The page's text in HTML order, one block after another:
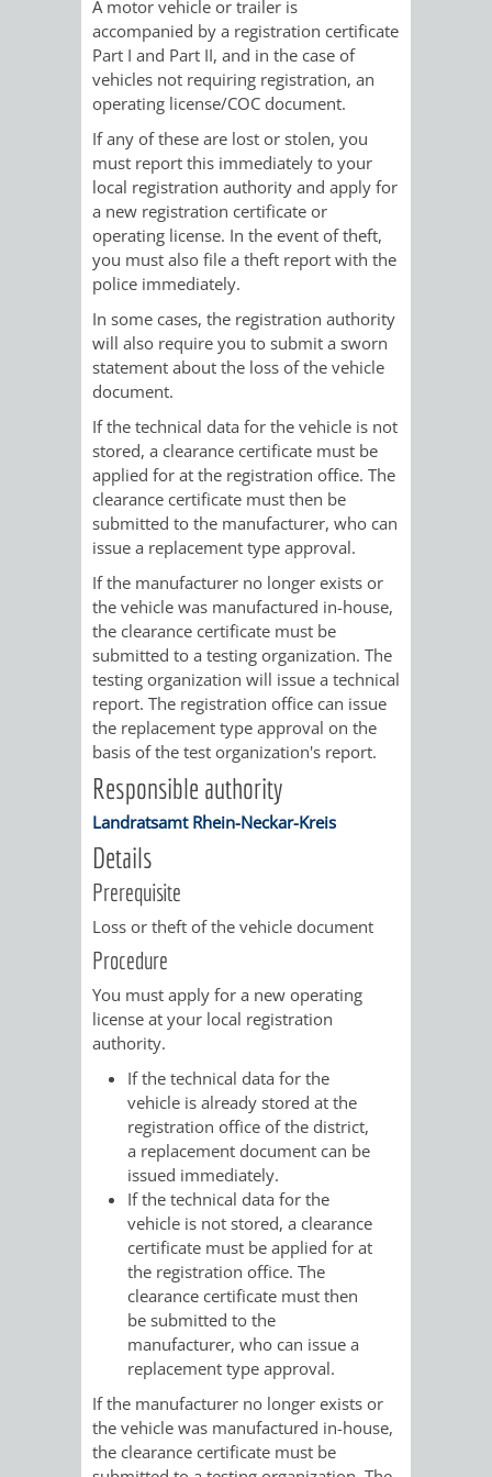
HILFE
MENSCHEN
BEHINDERUNG
MENSCHEN
DEMENZ
MIGRANTEN
/
FLÜCHTLINGE
BAUHERREN
BAUHERRENBERATUNG
GRUNDSTÜCKSWERTERMITTLUNG
DENKMALSCHUTZ
DER
UNTEREN
DENKMALSCHUTZBEHÖRDE
SATZUNGEN
IM
BEREICH
DENKMALSCHUTZ
GENEHMIGUNGSVERFAHREN
TAG
DES
OFFENEN
DENKMALS
VERKAUF
STÄDTISCHER
BAUPLÄTZE
VERKAUF
STÄDTISCHER
HÄUSER
/
LIEGENSCHAFTEN
ABWASSERBESEITIGUNG
ERSCHLIESSUNGSBEITRAG
VERMIETE
DOCH
AN
DEINE
STADT
WIEDERVERMIETUNGSPRÄMIE
BERATUNGSERGEBNISSE
TAGESORDNUNG
/
UMLEGUNGSAUSSCHUSS
BERATENDE
AUSSCHÜSSE
RATHAUS
BÜRGERMEISTER
/
DEZERNATE
ÄMTER
AMT
BAURECHT
UND
DENKMALSCHUTZ
AMT
BILDUNG
UND
STABSSTELLE
HOCHBAU
GEBÄUDEBETRIEB
AMT
A motor vehicle or trailer is
accompanied by a registration certificate
Part I and Part II, and in the case of
vehicles not requiring registration, an
operating license/COC document.
If any of these are lost or stolen, you
must report this immediately to your
local registration authority and apply for
a new registration certificate or
operating license. In the event of theft,
you must also file a theft report with the
police immediately.
In some cases, the registration authority
will also require you to submit a sworn
statement about the loss of the vehicle
document.
If the technical data for the vehicle is not
stored, a clearance certificate must be
applied for at the registration office. The
clearance certificate must then be
submitted to the manufacturer, who can
issue a replacement type approval.
If the manufacturer no longer exists or
the vehicle was manufactured in-house,
the clearance certificate must be
submitted to a testing organization. The
testing organization will issue a technical
report. The registration office can issue
the replacement type approval on the
basis of the test organization's report.
Responsible authority
Landratsamt Rhein-Neckar-Kreis
Details
Prerequisite
Loss or theft of the vehicle document
Procedure
You must apply for a new operating
license at your local registration
authority.
If the technical data for the
vehicle is already stored at the
registration office of the district,
a replacement document can be
issued immediately.
If the technical data for the
vehicle is not stored, a clearance
certificate must be applied for at
the registration office. The
clearance certificate must then
be submitted to the
manufacturer, who can issue a
replacement type approval.
If the manufacturer no longer exists or
the vehicle was manufactured in-house,
the clearance certificate must be